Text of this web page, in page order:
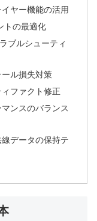
ヤー機能の活用
トの最適化
ブルシューティ
ル損失対策
ファクト修正
ンスのバランス
データの保持テ